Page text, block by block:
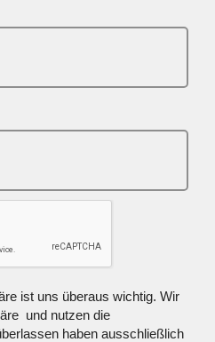
ist uns überaus wichtig. Wir
und nutzen die
haben ausschließlich